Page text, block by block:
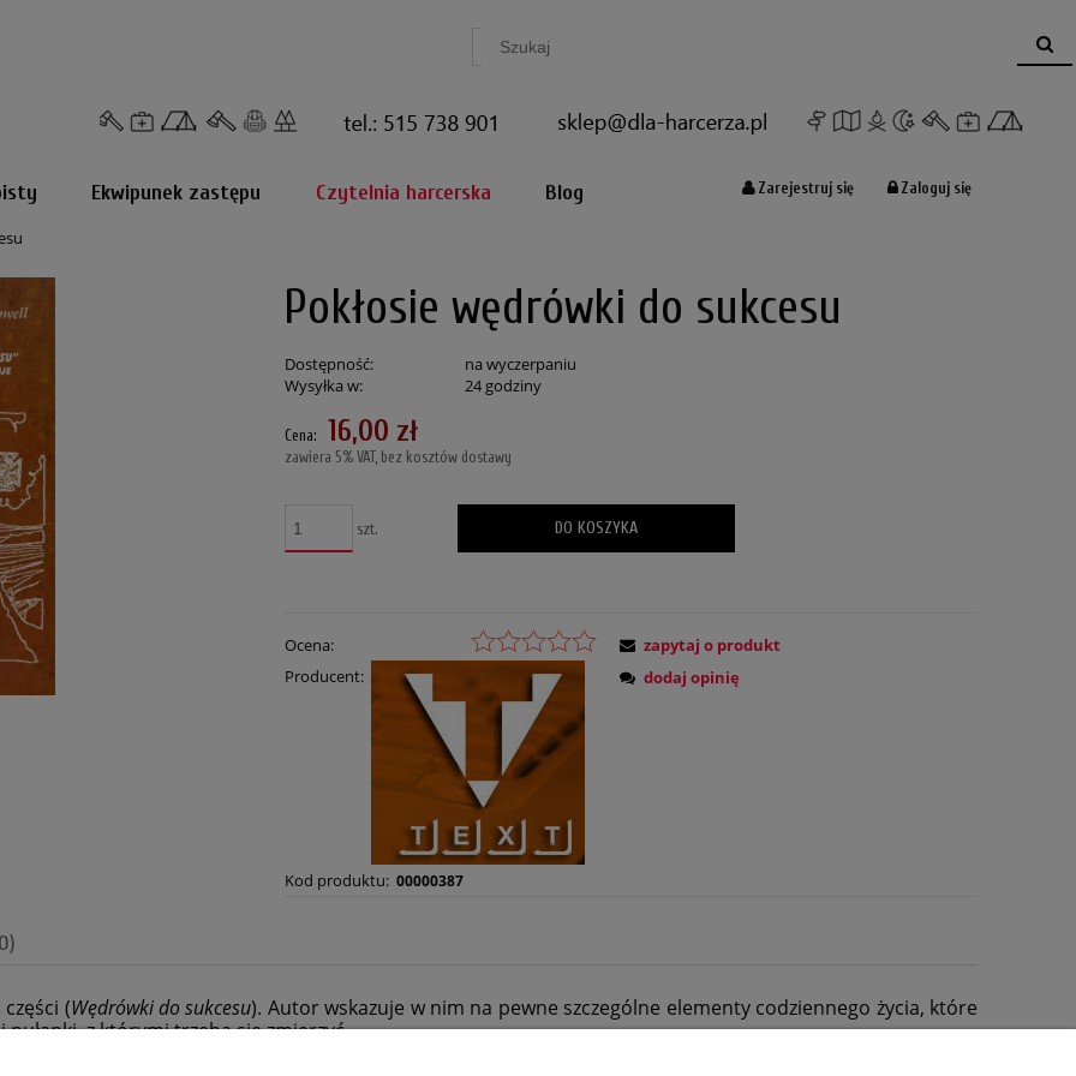
Zarejestruj się Zaloguj się
Ekwipunek zastępu Czytelnia harcerska Blog
Pokłosie wędrówki do sukcesu
Dostępność:
na wyczerpaniu
Wysyłka w:
24 godziny
Cena: 16,00 zł
zawiera 5% VAT, bez kosztów dostawy
szt. DO KOSZYKA
Ocena:
Producent:
Kod produktu: 00000387
zapytaj o produkt
dodaj opinię
(Wędrówki do sukcesu). Autor wskazuje w nim na pewne szczególne elementy codziennego życia, które
pułapki, z którymi trzeba się zmierzyć.